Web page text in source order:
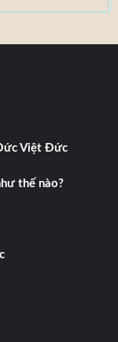
Việt Đức
thế nào?